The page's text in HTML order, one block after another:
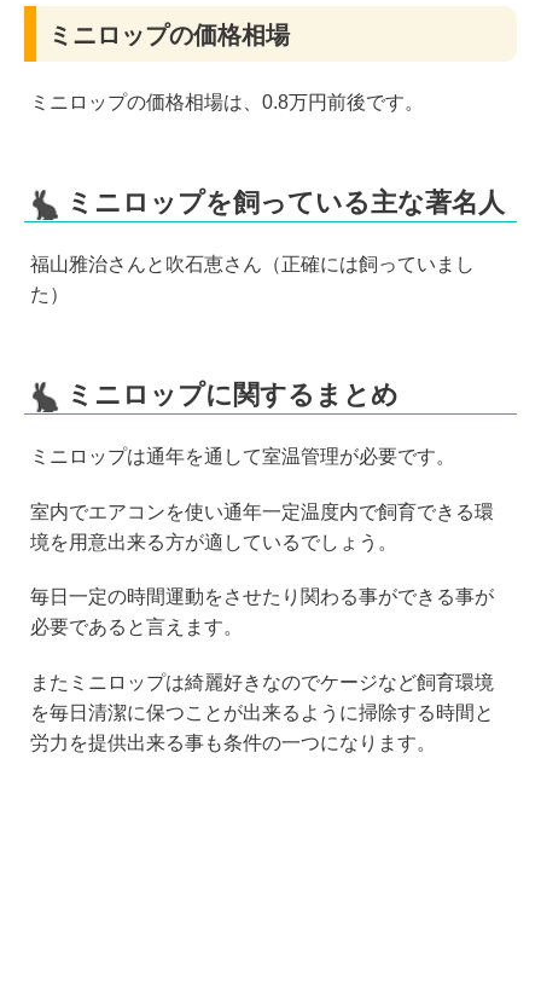
ミニロップの価格相場
ミニロップの価格相場は、0.8万円前後です。
ミニロップを飼っている主な著名人
福山雅治さんと吹石恵さん（正確には飼っていまし
た）
ミニロップに関するまとめ
ミニロップは通年を通して室温管理が必要です。
室内でエアコンを使い通年一定温度内で飼育できる環
境を用意出来る方が適しているでしょう。
毎日一定の時間運動をさせたり関わる事ができる事が
必要であると言えます。
またミニロップは綺麗好きなのでケージなど飼育環境
を毎日清潔に保つことが出来るように掃除する時間と
労力を提供出来る事も条件の一つになります。